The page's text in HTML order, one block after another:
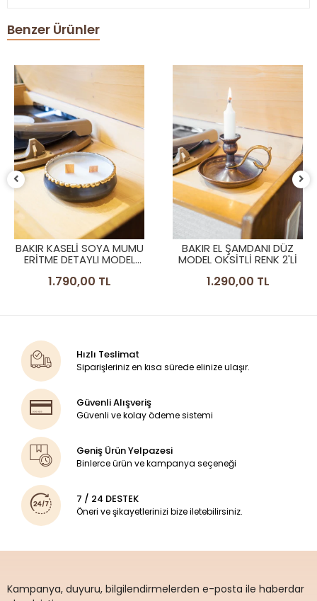
Benzer Ürünler
BAKIR KASELİ SOYA MUMU
ERİTME DETAYLI MODEL
1.790,00 TL
BAKIR EL ŞAMDANI DÜZ
MODEL OKSİTLİ RENK 2'Lİ
1.290,00 TL
Hızlı Teslimat
Siparişleriniz en kısa sürede elinize ulaşır.
Güvenli Alışveriş
Güvenli ve kolay ödeme sistemi
Geniş Ürün Yelpazesi
Binlerce ürün ve kampanya seçeneği
7 / 24 DESTEK
Öneri ve şikayetlerinizi bize iletebilirsiniz.
Kampanya, duyuru, bilgilendirmelerden e-posta ile haberdar